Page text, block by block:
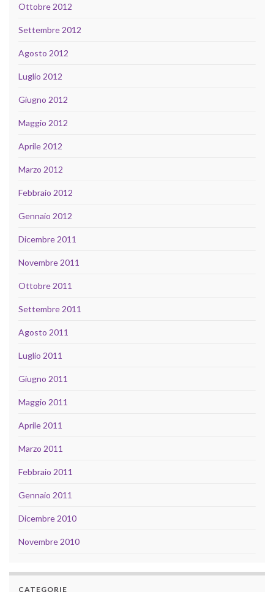
Ottobre 2012
Settembre 2012
Agosto 2012
Luglio 2012
Giugno 2012
Maggio 2012
Aprile 2012
Marzo 2012
Febbraio 2012
Gennaio 2012
Dicembre 2011
Novembre 2011
Ottobre 2011
Settembre 2011
Agosto 2011
Luglio 2011
Giugno 2011
Maggio 2011
Aprile 2011
Marzo 2011
Febbraio 2011
Gennaio 2011
Dicembre 2010
Novembre 2010
CATEGORIE